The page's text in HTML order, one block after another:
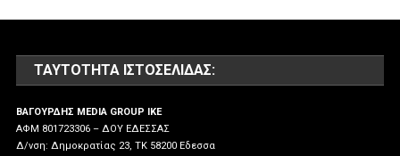
ΤΑΥΤΌΤΗΤΑ ΙΣΤΟΣΕΛΊΔΑΣ:
ΒΑΓΟΥΡΔΗΣ MEDIA GROUP IKE
ΑΦΜ 801723306 – ΔΟΥ ΕΔΕΣΣΑΣ
Δ/νση: Δημοκρατίας 23, ΤΚ 58200 Εδεσσα